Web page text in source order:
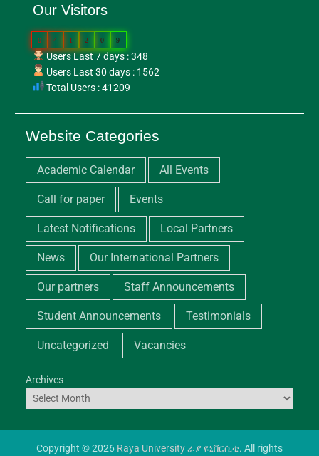
Our Visitors
0 4 1 2 0 9
Users Last 7 days : 348
Users Last 30 days : 1562
Total Users : 41209
Website Categories
Academic Calendar All Events
Call for paper Events
Latest Notifications Local Partners
News Our International Partners
Our partners Staff Announcements
Student Announcements Testimonials
Uncategorized Vacancies
Archives
Copyright © 2026 Raya University ራያ ዩኒቨርሲቲ. All rights